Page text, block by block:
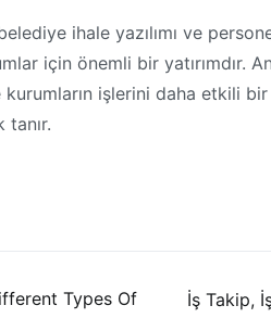
ihale yazılımı ve
için önemli bir yatırımdır.
işlerini daha etkili
Types Of
İş Takip,